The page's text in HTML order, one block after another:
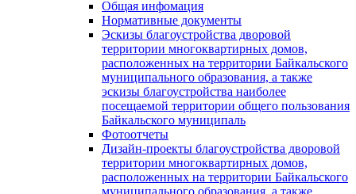
Общая инфомация
Нормативные документы
Эскизы благоустройства дворовой
территории многоквартирных домов,
расположенных на территории Байкальского
муниципального образования, а также
эскизы благоустройства наиболее
посещаемой территории общего пользования
Байкальского муниципаль
Фотоотчеты
Дизайн-проекты благоустройства дворовой
территории многоквартирных домов,
расположенных на территории Байкальского
муниципального образования, а также